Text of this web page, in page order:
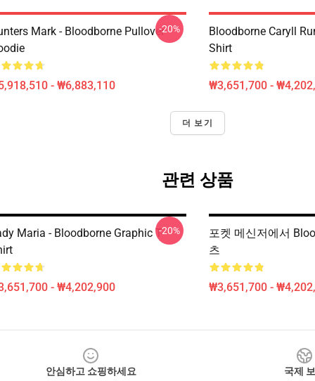
Mark - Bloodborne Pullover
- ₩6,883,110
-20%
Bloodborne Caryll
Shirt
₩3,651,700 -
더 보기
관련 상품
Maria - Bloodborne Graphic T-
- ₩4,202,900
-20%
포켓 메신저에서
츠
₩3,651,700 -
안심하고 쇼핑하세요
국제